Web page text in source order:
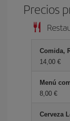
Precios
Comida,
14,00 €
Menú
8,00 €
Cerveza